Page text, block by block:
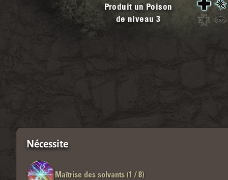
Produit un Poison
de niveau 3
Nécessite
Maîtrise des solvants (1 / 8)